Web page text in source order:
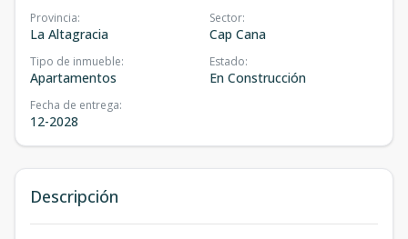
Provincia:
La Altagracia
Sector:
Cap Cana
Tipo de inmueble:
Apartamentos
Estado:
En Construcción
Fecha de entrega:
12-2028
Descripción